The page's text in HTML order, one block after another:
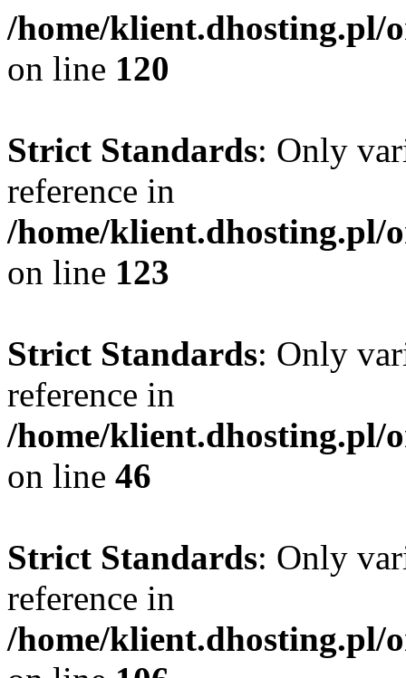
/home/klient.dhosting.pl/
on line 120
Strict Standards: Only
reference in
/home/klient.dhosting.pl/
on line 123
Strict Standards: Only
reference in
/home/klient.dhosting.pl/
on line 46
Strict Standards: Only
reference in
/home/klient.dhosting.pl/